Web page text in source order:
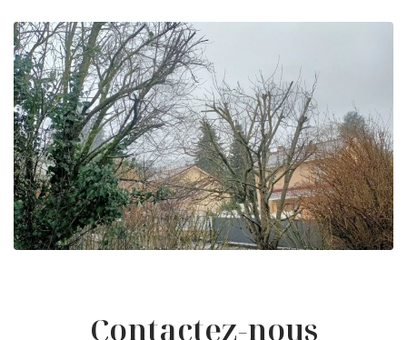
Contactez-nous